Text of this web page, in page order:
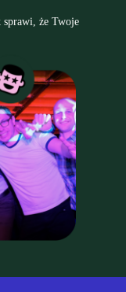
sprawi, że Twoje